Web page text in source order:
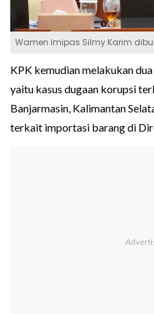
Wamen Imipas Silmy Karim
KPK kemudian melakukan
yaitu kasus dugaan korupsi
Banjarmasin, Kalimantan
terkait importasi barang di